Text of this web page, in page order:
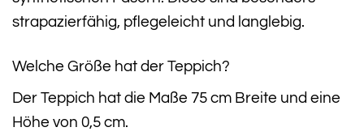
strapazierfähig, pflegeleicht und langlebig.
Welche Größe hat der Teppich?
Der Teppich hat die Maße 75 cm Breite und eine
Höhe von 0,5 cm.